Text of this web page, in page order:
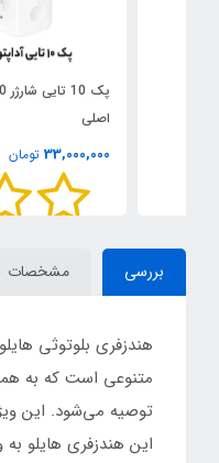
پک 10 تایی شارژر 20 وات اپل
33,000,000 تومان
بررسی مشخصات
متنوعی است که به
توصیه می‌شود. این
این هندزفری هایلو